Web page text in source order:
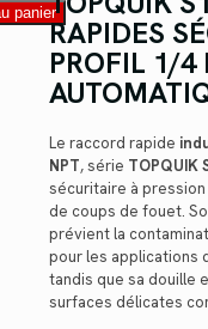
panier
RAPIDES
PROFIL 1/4
Le raccord rapide
NPT, série TOPQUIK
sécuritaire à
de coups de fouet.
prévient la
pour les applications
tandis que sa douille
surfaces délicates